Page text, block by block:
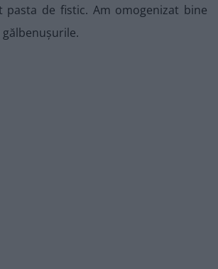
pasta de fistic. Am omogenizat bine